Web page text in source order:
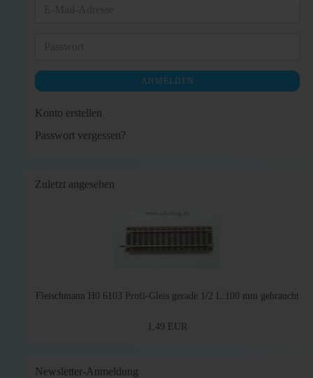
ANMELDEN
Konto erstellen
Passwort vergessen?
Zuletzt angesehen
Fleischmann H0 6103 Profi-Gleis gerade 1/2 L:100 mm gebraucht
1,49 EUR
Newsletter-Anmeldung